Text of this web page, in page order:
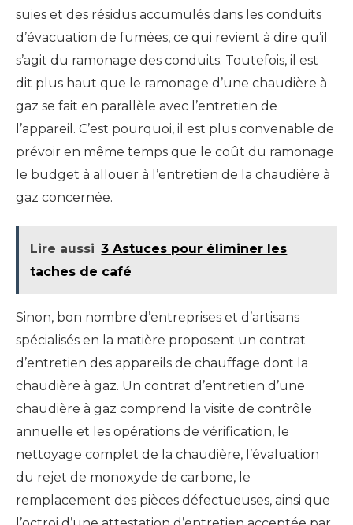
suies et des résidus accumulés dans les conduits
d’évacuation de fumées, ce qui revient à dire qu’il
s’agit du ramonage des conduits. Toutefois, il est
dit plus haut que le ramonage d’une chaudière à
gaz se fait en parallèle avec l’entretien de
l’appareil. C’est pourquoi, il est plus convenable de
prévoir en même temps que le coût du ramonage
le budget à allouer à l’entretien de la chaudière à
gaz concernée.
Lire aussi 3 Astuces pour éliminer les
taches de café
Sinon, bon nombre d’entreprises et d’artisans
spécialisés en la matière proposent un contrat
d’entretien des appareils de chauffage dont la
chaudière à gaz. Un contrat d’entretien d’une
chaudière à gaz comprend
la visite de contrôle
annuelle et les opérations de vérification, le
nettoyage complet de la chaudière, l’évaluation
du rejet de monoxyde de carbone, le
remplacement des pièces défectueuses, ainsi que